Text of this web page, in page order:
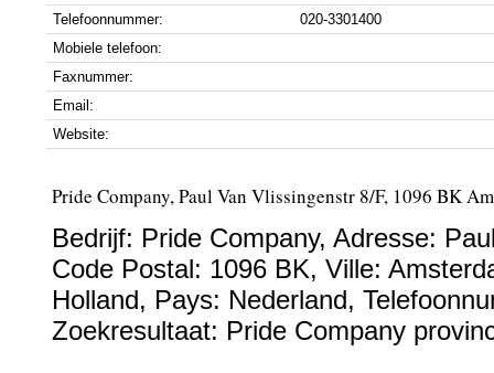
Telefoonnummer:
020-3301400
Mobiele telefoon:
Faxnummer:
Email:
Website:
Pride Company, Paul Van Vlissingenstr 8/F, 1096 BK
Bedrijf: Pride Company, Adresse:
Code Postal: 1096 BK, Ville:
Holland, Pays: Nederland,
Zoekresultaat: Pride Company